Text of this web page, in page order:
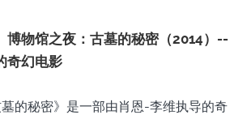
博物馆之夜：古墓的秘密（2014）--
奇幻电影
的秘密》是一部由肖恩-李维执导的奇